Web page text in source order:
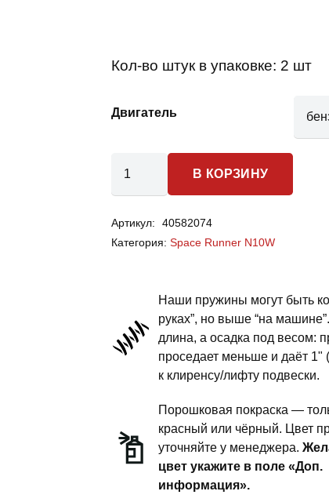
Кол-во штук в упаковке: 2 шт
Двигатель
Space
Runner
пружины
передней
подвески
комфорт
В КОРЗИНУ
Артикул:
40582074
Категория:Space Runner N10W
Наши пружины могут быть
руках”, но выше “на
длина, а осадка под весом:
проседает меньше и даёт 1"
к клиренсу/лифту подвески.
Порошковая покраска —
красный или чёрный. Цвет
уточняйте у менеджера.
цвет укажите в поле «Доп.
информация».